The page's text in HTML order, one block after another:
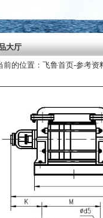
大厅
前的位置： 飞鲁首页-参考资